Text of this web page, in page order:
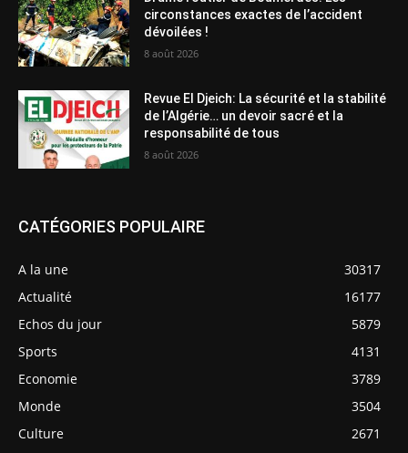
circonstances exactes de l’accident
dévoilées !
8 août 2026
Revue El Djeich: La sécurité et la stabilité
de l’Algérie… un devoir sacré et la
responsabilité de tous
8 août 2026
CATÉGORIES POPULAIRE
A la une
30317
Actualité
16177
Echos du jour
5879
Sports
4131
Economie
3789
Monde
3504
Culture
2671